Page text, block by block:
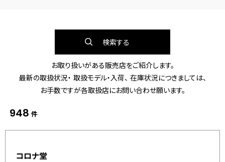
検索する
お取り扱いがある販売店をご紹介します。
最新の取扱状況・ 取扱モデル・入荷、 在庫状況につきましては、
お手数ですが各取扱店にお問い合わせ願います。
948 件
コロナ堂